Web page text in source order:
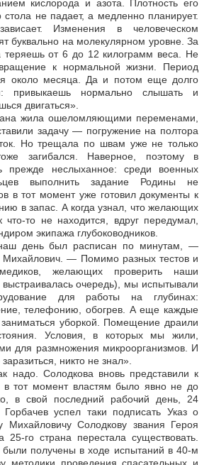
кислорода и азота. Плотность его
стола не падает, а медленно планирует.
Изменения в человеческом
буквально на молекулярном уровне. За
теряешь от 6 до 12 килограмм веса. Не
к нормальной жизни. Период
около месяца. Да и потом еще долго
привыкаешь нормально слышать и
двигаться».
жила ошеломляющими переменами,
задачу — погружение на полтора
Но трещала по швам уже не только
загибался. Наверное, поэтому в
прежде неслыханное: среди военных
выполнить задание Родины не
в тот момент уже готовил документы к
в запас. А когда узнал, что желающих
то не находится, вдруг передумал,
экипажа глубоководников.
день был расписан по минутам, —
Михайлович. — Помимо разных тестов и
желающих проверить наши
очередь), мы испытывали
для работы на глубинах:
телефонию, обогрев. А еще каждые
уборкой. Помещение драили
Условия, в которых мы жили,
для размножения микроорганизмов. И
никто не знал».
надо. Солодкова вновь представили к
в тот момент властям было явно не до
в свой последний рабочий день, 24
успел таки подписать Указ о
Михайловичу Солодкову звания Героя
25-го страна перестала существовать.
были получены в ходе испытаний в 40-м